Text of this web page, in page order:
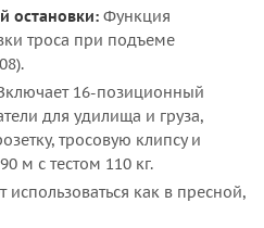
остановки: Функция
троса при подъеме
16-позиционный
для удилища и груза,
тросовую клипсу и
м с тестом 110 кг.
использоваться как в пресной,